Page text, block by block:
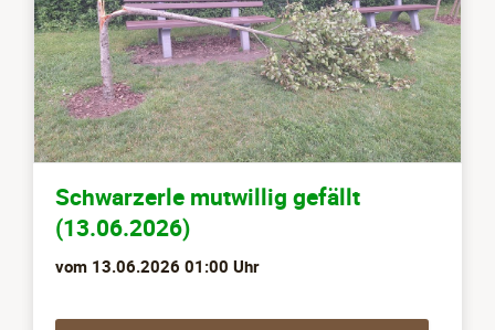
Schwarzerle mutwillig gefällt
(13.06.2026)
vom 13.06.2026 01:00 Uhr